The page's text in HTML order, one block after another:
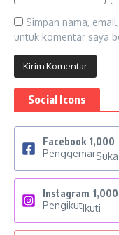
Simpan nama,
untuk komentar saya
Social Icons
Facebook 1,000
PenggemarSuka
Instagram 1,000
PengikutIkuti